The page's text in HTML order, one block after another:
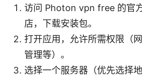
访问 Photon vpn free 的官
店，下载安装包。
打开应用，允许所需权限（
管理等）。
选择一个服务器（优先选择